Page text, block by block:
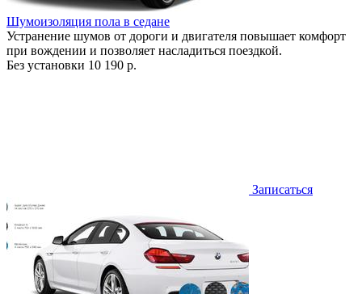
Шумоизоляция пола в седане
Устранение шумов от дороги и двигателя повышает комфорт
при вождении и позволяет насладиться поездкой.
Без установки 10 190 р.
Записаться